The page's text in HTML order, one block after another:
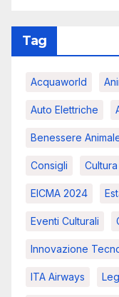
Tag
Acquaworld
Auto Elettriche
Benessere
Consigli Cultura
EICMA 2024
Eventi Culturali
Innovazione
ITA Airways